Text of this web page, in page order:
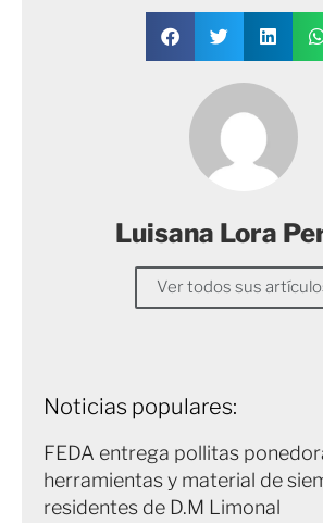
Luisana Lora
Ver todos sus
Noticias populares:
FEDA entrega pollitas
herramientas y material de
residentes de D.M Limonal